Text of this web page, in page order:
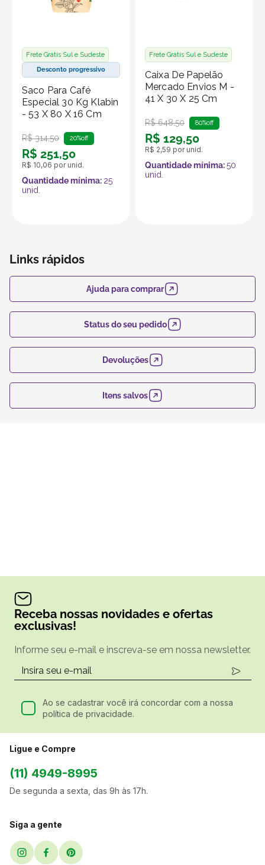
Frete Grátis Sul e Sudeste
Desconto progressivo
Saco Para Café
Especial 30 Kg Klabin
- 53 X 80 X 16 Cm
R$ 314,50 20%off
R$ 251,50
R$ 10,06 por unid.
Quantidade mínima: 25
unid.
Frete Grátis Sul e Sudeste
Caixa De Papelão
Mercado Envios M -
41 X 30 X 25 Cm
R$ 648,50 80%off
R$ 129,50
R$ 2,59 por unid.
Quantidade mínima:50
unid.
Links rápidos
Ajuda para comprar
Status do seu pedido
Devoluções
Itens salvos
Receba nossas novidades e ofertas
exclusivas!
Informe seu e-mail e inscreva-se em nossa newsletter.
Ao se cadastrar você irá concordar com a nossa
política de privacidade.
Ligue e Compre
(11) 4949-8995
De segunda a sexta, das 9h às 17h.
Siga a gente